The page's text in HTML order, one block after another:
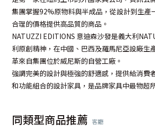
集團掌握92%原物料與半成品，從設計到生產
合理的價格提供高品質的商品。
NATUZZI EDITIONS 意迪森沙發是義大利
利原創精神，在中國、巴西及羅馬尼亞設廠生
革來自集團位於威尼斯的自營工廠。
強調完美的設計與極強的舒適感，提供給消費
和功能組合的設計家具，是品牌家具中最物超
同類型商品推薦 客廳